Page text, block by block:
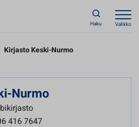
Haku Valikko
Kirjasto Keski-Nurmo
Nurmo
416 7647